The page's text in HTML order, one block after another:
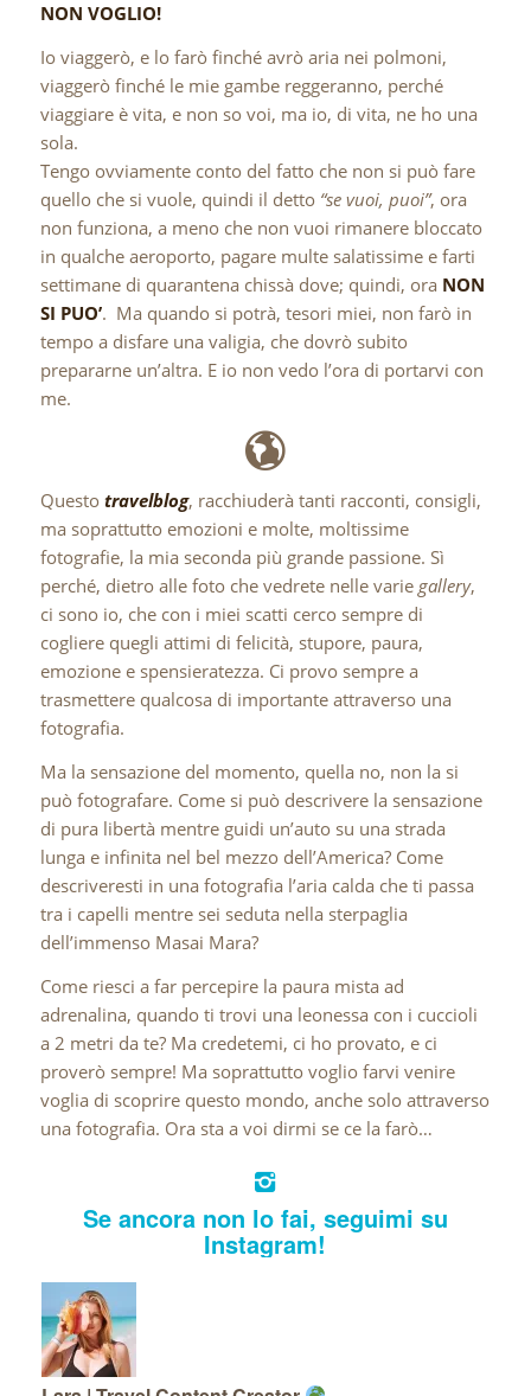
NON VOGLIO!
Io viaggerò, e lo farò finché avrò aria nei polmoni,
viaggerò finché le mie gambe reggeranno, perché
viaggiare è vita, e non so voi, ma io, di vita, ne ho una
sola.
Tengo ovviamente conto del fatto che non si può fare
quello che si vuole, quindi il detto “se vuoi, puoi”, ora
non funziona, a meno che non vuoi rimanere bloccato
in qualche aeroporto, pagare multe salatissime e farti
settimane di quarantena chissà dove; quindi, ora NON
SI PUO’. Ma quando si potrà, tesori miei, non farò in
tempo a disfare una valigia, che dovrò subito
prepararne un’altra. E io non vedo l’ora di portarvi con
me.
Questo travelblog, racchiuderà tanti racconti, consigli,
ma soprattutto emozioni e molte, moltissime
fotografie, la mia seconda più grande passione. Sì
perché, dietro alle foto che vedrete nelle varie gallery,
ci sono io, che con i miei scatti cerco sempre di
cogliere quegli attimi di felicità, stupore, paura,
emozione e spensieratezza. Ci provo sempre a
trasmettere qualcosa di importante attraverso una
fotografia.
Ma la sensazione del momento, quella no, non la si
può fotografare. Come si può descrivere la sensazione
di pura libertà mentre guidi un’auto su una strada
lunga e infinita nel bel mezzo dell’America? Come
descriveresti in una fotografia l’aria calda che ti passa
tra i capelli mentre sei seduta nella sterpaglia
dell’immenso Masai Mara?
Come riesci a far percepire la paura mista ad
adrenalina, quando ti trovi una leonessa con i cuccioli
a 2 metri da te? Ma credetemi, ci ho provato, e ci
proverò sempre! Ma soprattutto voglio farvi venire
voglia di scoprire questo mondo, anche solo attraverso
una fotografia. Ora sta a voi dirmi se ce la farò…
Se ancora non lo fai, seguimi su
Instagram!